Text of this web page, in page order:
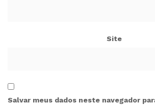
Site
Salvar meus dados neste navegador